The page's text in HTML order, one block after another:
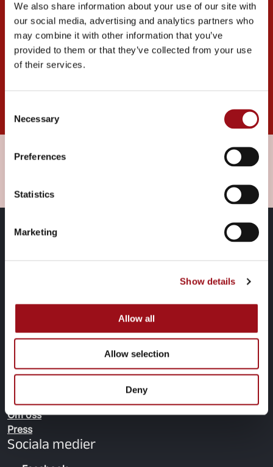
We also share information about your use of our site with
our social media, advertising and analytics partners who
may combine it with other information that you’ve
provided to them or that they’ve collected from your use
of their services.
Selection
Necessary
Preferences
Statistics
Marketing
Show details
Allow all
Allow selection
Deny
vidare till Tekniska verkens webbplats. Där hittar
du information om det öppna fibernätet,
leverantörer och support.
Hitta snabbt
Kundservice
Kundservice
MSE
Jobba hos oss
Om oss
Press
Sociala medier